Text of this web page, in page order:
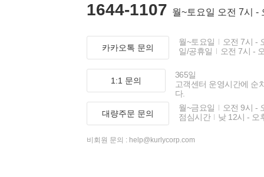
1644-1107 월~토요일 오전 7시 -
카카오톡 문의
월~토요일
오전 7시 -
일/공휴일
오전 7시 -
1:1 문의
365일
고객센터 운영시간에 순
다.
대량주문 문의
월~금요일
오전 9시 -
점심시간
낮 12시 - 오
비회원 문의 : help@kurlycorp.com